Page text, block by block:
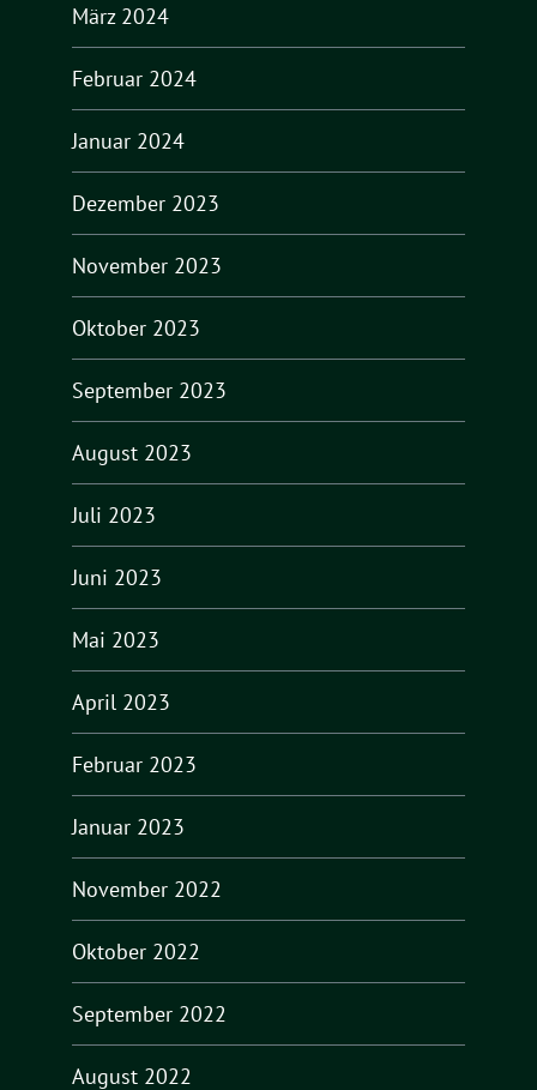
März 2024
Februar 2024
Januar 2024
Dezember 2023
November 2023
Oktober 2023
September 2023
August 2023
Juli 2023
Juni 2023
Mai 2023
April 2023
Februar 2023
Januar 2023
November 2022
Oktober 2022
September 2022
August 2022